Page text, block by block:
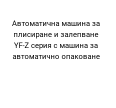
Автоматична машина за
плисиране и залепване
YF-Z серия с машина за
автоматично опаковане